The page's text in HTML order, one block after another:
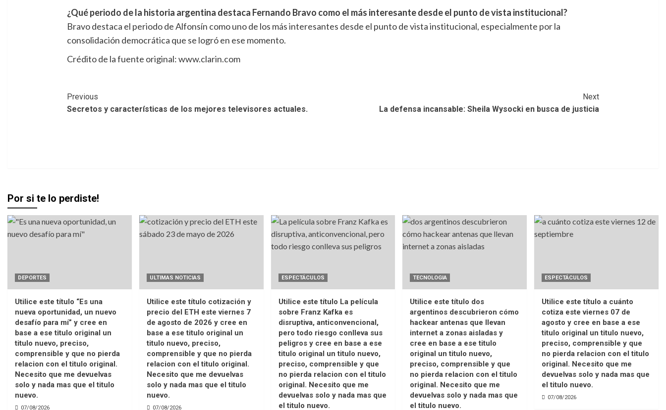
¿Qué periodo de la historia argentina destaca Fernando Bravo como el más interesante desde el punto de vista institucional?
Bravo destaca el periodo de Alfonsín como uno de los más interesantes desde el punto de vista institucional, especialmente por la
consolidación democrática que se logró en ese momento.
Crédito de la fuente original: www.clarin.com
Post
Navigation
Previous
Secretos y características de los mejores televisores actuales.
Next
La defensa incansable: Sheila Wysocki en busca de justicia
Por si te lo perdiste!
DEPORTES
Utilice este título “Es una
nueva oportunidad, un nuevo
desafío para mí” y cree en
base a ese titulo original un
titulo nuevo, preciso,
comprensible y que no pierda
relacion con el titulo original.
Necesito que me devuelvas
solo y nada mas que el titulo
nuevo.
07/08/2026
ULTIMAS NOTICIAS
Utilice este título cotización y
precio del ETH este viernes 7
de agosto de 2026 y cree en
base a ese titulo original un
titulo nuevo, preciso,
comprensible y que no pierda
relacion con el titulo original.
Necesito que me devuelvas
solo y nada mas que el titulo
nuevo.
07/08/2026
ESPECTÁCULOS
Utilice este título La película
sobre Franz Kafka es
disruptiva, anticonvencional,
pero todo riesgo conlleva sus
peligros y cree en base a ese
titulo original un titulo nuevo,
preciso, comprensible y que
no pierda relacion con el titulo
original. Necesito que me
devuelvas solo y nada mas que
el titulo nuevo.
TECNOLOGIA
Utilice este título dos
argentinos descubrieron cómo
hackear antenas que llevan
internet a zonas aisladas y
cree en base a ese titulo
original un titulo nuevo,
preciso, comprensible y que
no pierda relacion con el titulo
original. Necesito que me
devuelvas solo y nada mas que
el titulo nuevo.
ESPECTÁCULOS
Utilice este título a cuánto
cotiza este viernes 07 de
agosto y cree en base a ese
titulo original un titulo nuevo,
preciso, comprensible y que
no pierda relacion con el titulo
original. Necesito que me
devuelvas solo y nada mas que
el titulo nuevo.
07/08/2026